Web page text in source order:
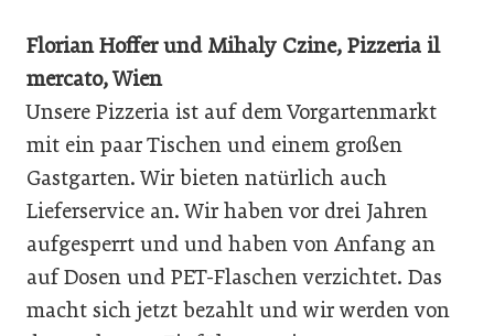
Florian Hoffer und Mihaly Czine, Pizzeria il
mercato, Wien
Unsere Pizzeria ist auf dem Vorgartenmarkt
mit ein paar Tischen und einem großen
Gastgarten. Wir bieten natürlich auch
Lieferservice an. Wir haben vor drei Jahren
aufgesperrt und und haben von Anfang an
auf Dosen und PET-Flaschen verzichtet. Das
macht sich jetzt bezahlt und wir werden von